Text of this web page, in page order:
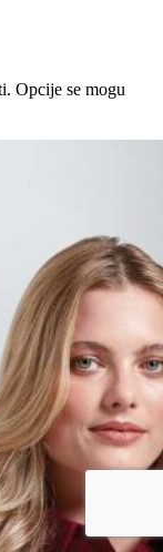
Opcije se mogu